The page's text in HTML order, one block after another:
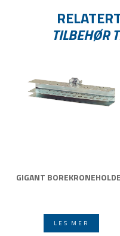
TILBEHØR
GIGANT
LES MER